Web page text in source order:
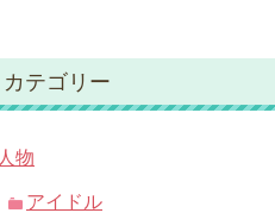
カテゴリー
人物
アイドル